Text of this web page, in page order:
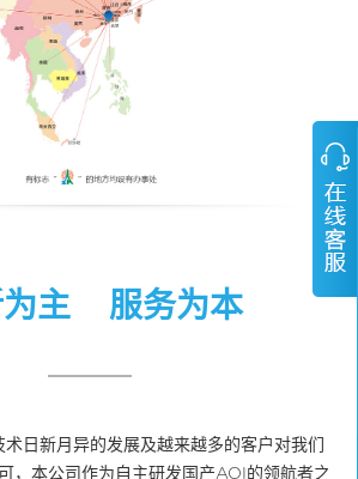
为主 服务为本
日新月异的发展及越来越多的客户对我们
，本公司作为自主研发国产AOI的领航者之